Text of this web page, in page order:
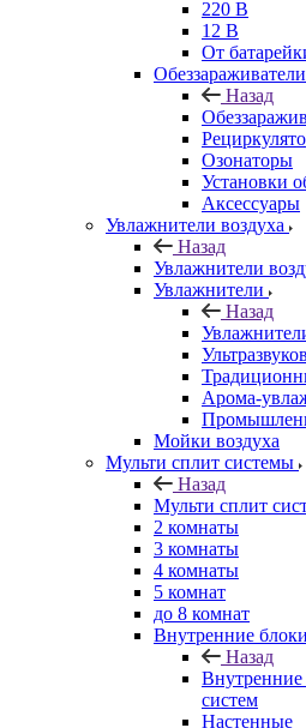
220 В
12 В
От
Обеззараживатели
Назад
Озонаторы
Установки
Аксессуары
Увлажнители воздуха
Назад
Увлажнители
Увлажнители
Назад
Арома-
Мойки воздуха
Мульти сплит системы
Назад
Мульти сплит
2 комнаты
3 комнаты
4 комнаты
5 комнат
до 8 комнат
Внутренние
Назад
Внутренние
систем
Настенные